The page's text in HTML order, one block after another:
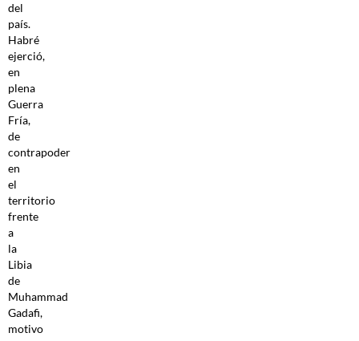
del
país.
Habré
ejerció,
en
plena
Guerra
Fría,
de
contrapoder
en
el
territorio
frente
a
la
Libia
de
Muhammad
Gadafi,
motivo